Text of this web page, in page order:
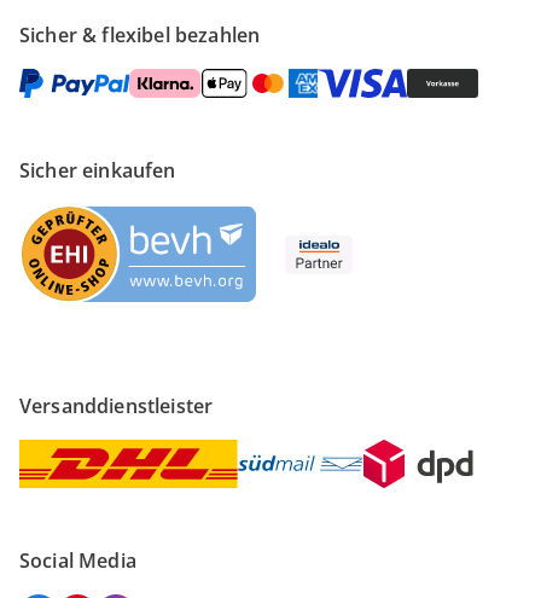
Sicher & flexibel bezahlen
Sicher einkaufen
Versanddienstleister
Social Media